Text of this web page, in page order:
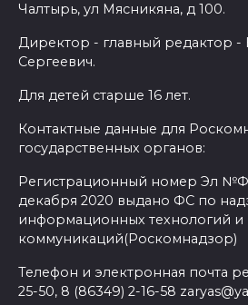
Чалтырь, ул Мясникяна, д 100.
Директор - главный редактор -
Сергеевич.
Для детей старше 16 лет.
Контактные данные для
государственных органов:
Регистрационный номер Эл
декабря 2020 выдано ФС по
информационных технологий и
коммуникаций(Роскомнадзор)
Телефон и электронная почта
25-50, 8 (86349) 2-16-58